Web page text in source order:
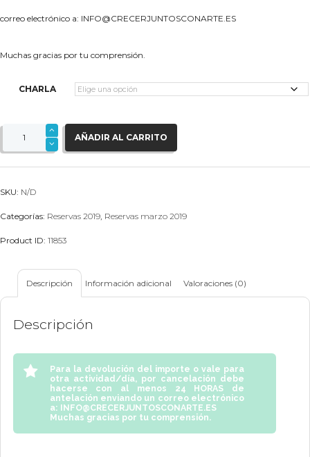
correo electrónico a: INFO@CRECERJUNTOSCONARTE.ES
Muchas gracias por tu comprensión.
CHARLA
Pago
Charla
Led
cantidad
AÑADIR AL CARRITO
SKU: N/D
Categorías: Reservas 2019 Reservas marzo 2019
Product ID: 11853
Descripción Información adicional Valoraciones (0)
Descripción
Para la devolución del importe o vale para
otra actividad/día, por cancelación debe
hacerse con al menos 24 HORAS de
antelación enviando un correo electrónico
a: INFO@CRECERJUNTOSCONARTE.ES
Muchas gracias por tu comprensión.